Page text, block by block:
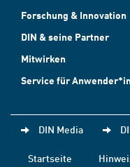
Forschung & Innovation
DIN & seine Partner
Mitwirken
Service für
DIN Media
Startseite